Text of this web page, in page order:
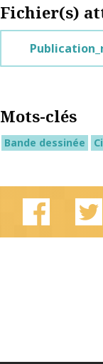
Fichier(s)
Mots-clés
Bande dessinée